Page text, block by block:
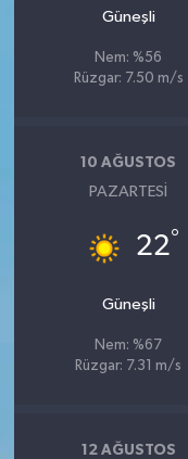
Güneşli
Nem: %56
Rüzgar: 7.50 m/s
10 AĞUSTOS
PAZARTESI
22°
Güneşli
Nem: %67
Rüzgar: 7.31 m/s
12 AĞUSTOS